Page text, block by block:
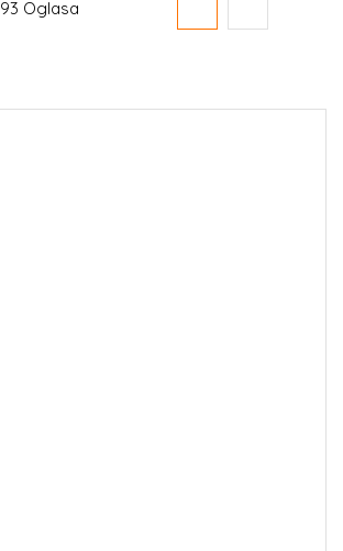
93 Oglasa